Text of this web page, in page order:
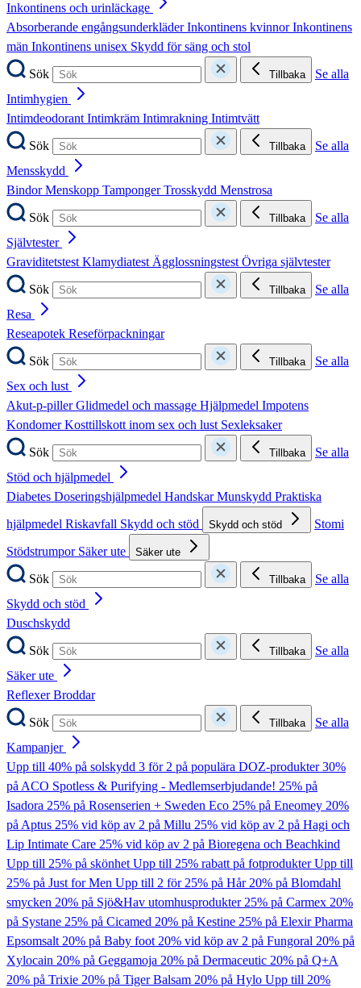
Inkontinens och urinläckage
Absorberande engångsunderkläderInkontinens kvinnorInkontinens
män Inkontinens unisex Skydd för säng och stol
Sök
Tillbaka
Se alla
Intimhygien
IntimdeodorantIntimkräm Intimrakning Intimtvätt
Sök
Tillbaka
Se alla
Mensskydd
BindorMenskopp TampongerTrosskydd Menstrosa
Sök
Tillbaka
Se alla
Självtester
GraviditetstestKlamydiatestÄgglossningstestÖvriga självtester
Sök
Tillbaka
Se alla
Resa
Reseapotek Reseförpackningar
Sök
Tillbaka
Se alla
Sex och lust
Akut-p-pillerGlidmedel och massage Hjälpmedel Impotens
KondomerKosttillskott inom sex och lust Sexleksaker
Sök
Tillbaka
Se alla
Stöd och hjälpmedel
Diabetes Doseringshjälpmedel HandskarMunskydd Praktiska
hjälpmedel Riskavfall Skydd och stöd Skydd och stöd
Stomi
Stödstrumpor Säker ute Säker ute
Sök Tillbaka
Se alla
Skydd och stöd
Duschskydd
Sök
Tillbaka
Se alla
Säker ute
ReflexerBroddar
Sök
Tillbaka
Se alla
Kampanjer
Upp till 40% på solskydd 3 för 2 på populära DOZ-produkter30%
på ACO Spotless & Purifying - Medlemserbjudande! 25% på
Isadora 25% på Rosenserien + Sweden Eco 25% på Eneomey 20%
på Aptus 25% vid köp av 2 på Millu 25% vid köp av 2 på Hagi och
Lip Intimate Care 25% vid köp av 2 på Bioregena och Beachkind
Upp till 25% på skönhetUpp till 25% rabatt på fotprodukterUpp till
25% på Just for Men Upp till 2 för 25% på Hår20% på Blomdahl
smycken 20% på Sjö&Hav utomhusprodukter25% på Carmex 20%
på Systane 25% på Cicamed 20% på Kestine 25% på Elexir Pharma
Epsomsalt20% på Baby foot20% vid köp av 2 på Fungoral 20% på
Xylocain 20% på Geggamoja 20% på Dermaceutic 20% på Q+A
20% på Trixie 20% på Tiger Balsam 20% på Hylo Upp till 20%